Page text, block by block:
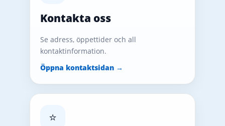
Kontakta oss
Se adress, öppettider och all
kontaktinformation.
Öppna kontaktsidan →
⭐